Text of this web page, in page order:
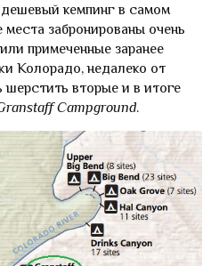
кемпинг в самом
места забронированы очень
примеченные заранее
Колорадо, недалеко от
вторые и в итоге
Campground.